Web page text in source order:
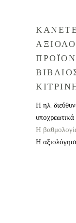
Η ηλ.
υποχρεωτικά
Η
Η